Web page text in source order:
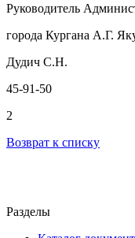
Руководитель
города Кургана А.Г.
Дудич С.Н.
45-91-50
2
Возврат к списку
Разделы